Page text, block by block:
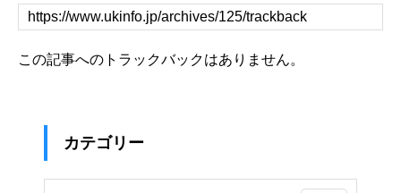
この記事へのトラックバックはありません。
カテゴリー